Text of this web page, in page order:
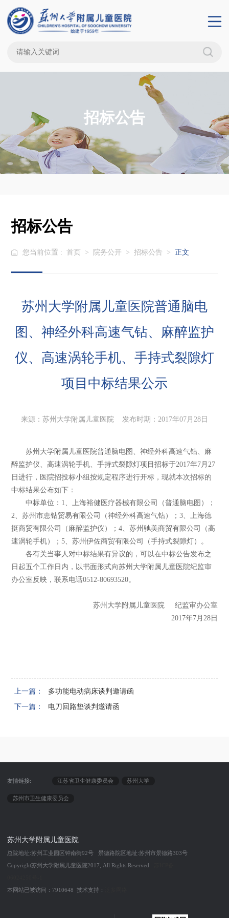
招标公告
招标公告
您当前位置 : 首页 > 院务公开 > 招标公告 > 正文
苏州大学附属儿童医院普通脑电
图、神经外科高速气钻、麻醉监护
仪、高速涡轮手机、手持式裂隙灯
项目中标结果公示
来源：苏州大学附属儿童医院 发布时期：2017年07月28日
苏州大学附属儿童医院普通脑电图、神经外科高速气钻、麻
醉监护仪、高速涡轮手机、手持式裂隙灯项目招标于2017年7月27
日进行，医院招投标小组按规定程序进行开标，现就本次招标的
中标结果公布如下：
中标单位：1、上海裕健医疗器械有限公司（普通脑电图）；
2、苏州市恵钻贸易有限公司（神经外科高速气钻）；3、上海德
挺商贸有限公司（麻醉监护仪）；4、苏州驰美商贸有限公司（高
速涡轮手机）；5、苏州伊佐商贸有限公司（手持式裂隙灯）。
各有关当事人对中标结果有异议的，可以在中标公告发布之
日起五个工作日内，以书面形式向苏州大学附属儿童医院纪监审
办公室反映，联系电话0512-80693520。
苏州大学附属儿童医院 纪监审办公室
2017年7月28日
上一篇：
多功能电动病床谈判邀请函
下一篇：
电刀回路垫谈判邀请函
友情链接: 江苏省卫生健康委员会 苏州大学
苏州市卫生健康委员会
苏州大学附属儿童医院
总院地址:苏州工业园区钟南街92号 景德路院区地址:苏州市景德路303号
Copyright苏州大学附属儿童医院2017, All Rights Reserved
本网站已被访问：7910648 技术支持：